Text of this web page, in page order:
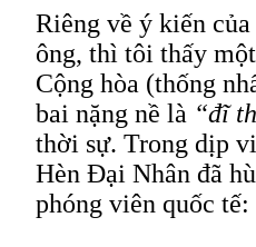
Riêng về ý kiến
ông, thì tôi thấy
Cộng hòa (thống
bai nặng nề là “đĩ
thời sự. Trong dịp
Hèn Đại Nhân đã
phóng viên quốc tế: